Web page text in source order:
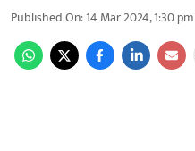
Published On:14 Mar 2024, 1:30 pm